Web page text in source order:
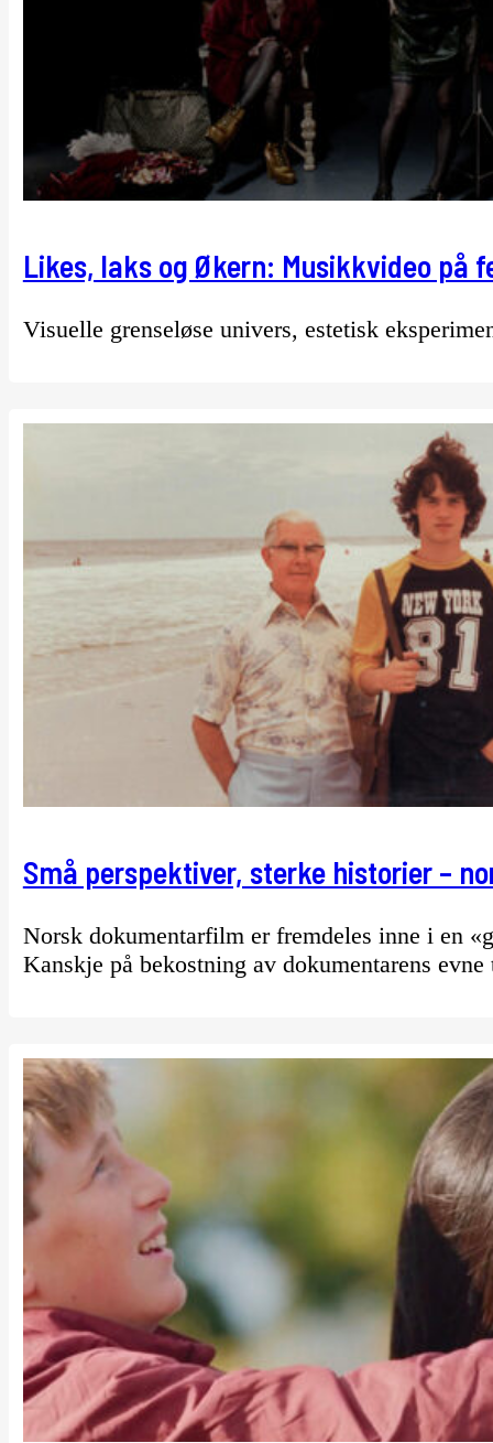
Likes, laks og Økern: Musikkvideo på
Visuelle grenseløse univers, estetisk
Små perspektiver, sterke historier –
Norsk dokumentarfilm er fremdeles inne i en
Kanskje på bekostning av dokumentarens